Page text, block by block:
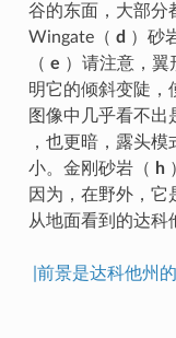
谷的东面，大部分
Wingate（ d ）砂
（ e ）请注意，翼
明它的倾斜变陡，
图像中几乎看不出
，也更暗，露头
小。金刚砂岩（ h
因为，在野外，
从地面看到的达科
|前景是达科他州